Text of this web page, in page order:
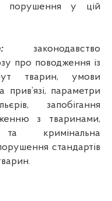
порушення у цій
законодавство
про поводження із
тварин, умови
параметри
запобігання
з тваринами,
та кримінальна
стандартів